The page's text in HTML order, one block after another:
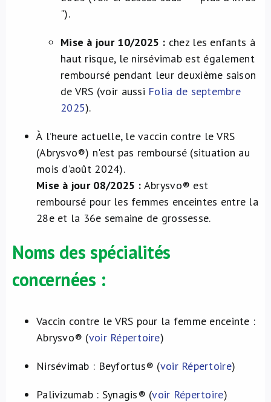
").
Mise à jour 10/2025 : chez les enfants à
haut risque, le nirsévimab est également
remboursé pendant leur deuxième saison
de VRS (voir aussi Folia de septembre
2025).
À l’heure actuelle, le vaccin contre le VRS
(Abrysvo®) n'est pas remboursé (situation au
mois d’août 2024).
Mise à jour 08/2025 : Abrysvo® est
remboursé pour les femmes enceintes entre la
28e et la 36e semaine de grossesse.
Noms des spécialités
concernées :
Vaccin contre le VRS pour la femme enceinte :
Abrysvo® (voir Répertoire)
Nirsévimab : Beyfortus® (voir Répertoire)
Palivizumab : Synagis® (voir Répertoire)